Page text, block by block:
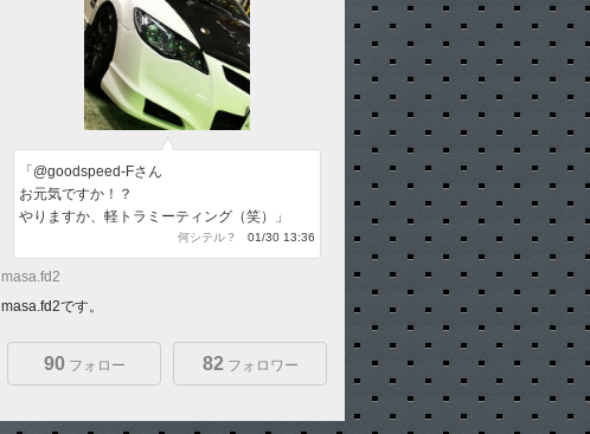
「@goodspeed-Fさん
お元気ですか！？
やりますか、軽トラミーティング（笑）」
何シテル？ 01/30 13:36
masa.fd2
masa.fd2です。
90フォロー 82フォロワー